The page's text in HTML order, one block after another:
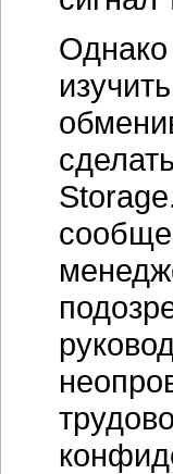
Однако